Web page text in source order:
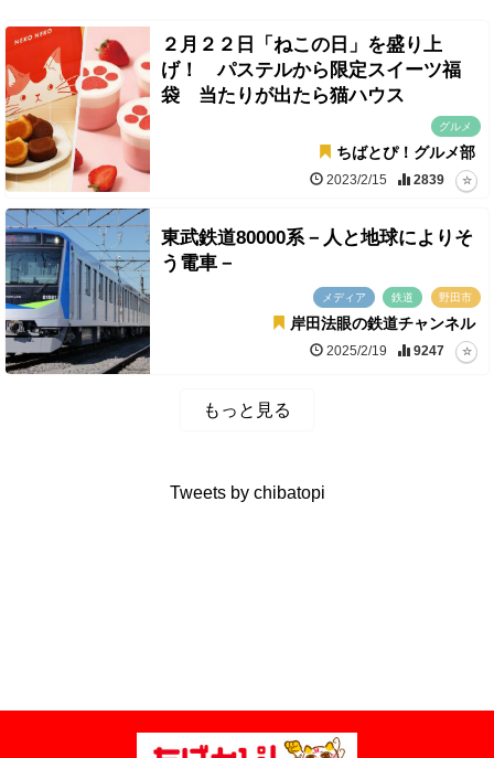
２月２２日「ねこの日」を盛り上
げ！ パステルから限定スイーツ福
袋 当たりが出たら猫ハウス
グルメ
ちばとぴ！グルメ部
2023/2/15 2839
東武鉄道80000系－人と地球によりそ
う電車－
メディア 鉄道 野田市
岸田法眼の鉄道チャンネル
2025/2/19 9247
もっと見る
Tweets by chibatopi